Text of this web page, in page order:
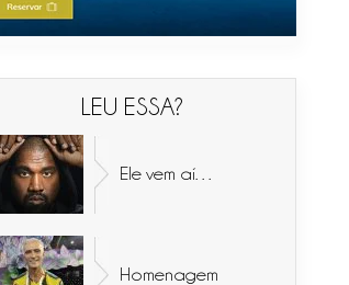
LEU ESSA?
Ele vem aí…
Homenagem